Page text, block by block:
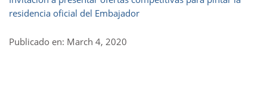
residencia oficial del Embajador
Publicado en: March 4, 2020